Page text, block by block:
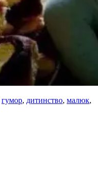
гумор, дитинство, малюк,